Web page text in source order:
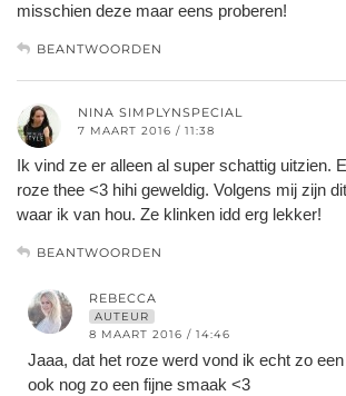
misschien deze maar eens proberen!
BEANTWOORDEN
NINA SIMPLYNSPECIAL
7 MAART 2016 / 11:38
Ik vind ze er alleen al super schattig uitzien.
roze thee <3 hihi geweldig. Volgens mij zijn
waar ik van hou. Ze klinken idd erg lekker!
BEANTWOORDEN
REBECCA
AUTEUR
8 MAART 2016 / 14:46
Jaaa, dat het roze werd vond ik echt zo
ook nog zo een fijne smaak <3